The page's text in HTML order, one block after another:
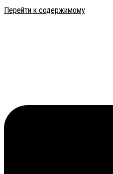
Перейти к содержимому